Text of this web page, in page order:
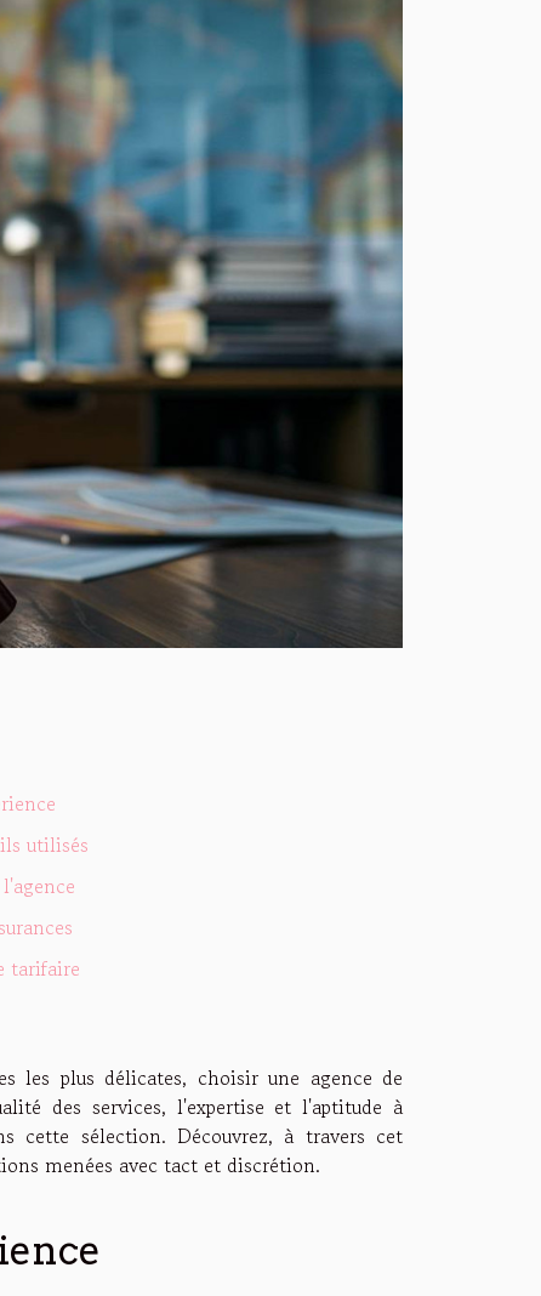
utilisés
tarifaire
les plus délicates, choisir une agence de
des services, l'expertise et l'aptitude à
cette sélection. Découvrez, à travers cet
menées avec tact et discrétion.